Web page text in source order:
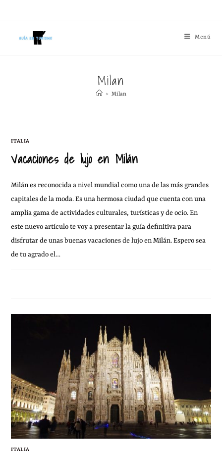
Menú
Milan
> Milan
ITALIA
Vacaciones de lujo en Milán
Milán es reconocida a nivel mundial como una de las más grandes
capitales de la moda. Es una hermosa ciudad que cuenta con una
amplia gama de actividades culturales, turísticas y de ocio. En
este nuevo artículo te voy a presentar la guía definitiva para
disfrutar de unas buenas vacaciones de lujo en Milán. Espero sea
de tu agrado el…
ITALIA